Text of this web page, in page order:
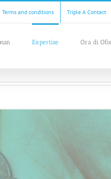
Terms and conditions Triple A Contact
Expertise Ora di